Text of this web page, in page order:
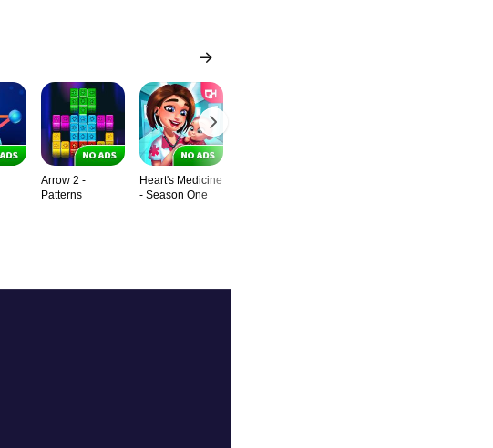
Arrow 2 -
Patterns
Heart's Medicine
- Season One